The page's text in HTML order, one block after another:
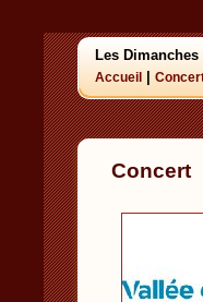
Les
Accueil
Concert